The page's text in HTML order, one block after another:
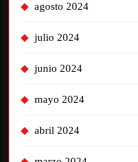
agosto 2024
julio 2024
junio 2024
mayo 2024
abril 2024